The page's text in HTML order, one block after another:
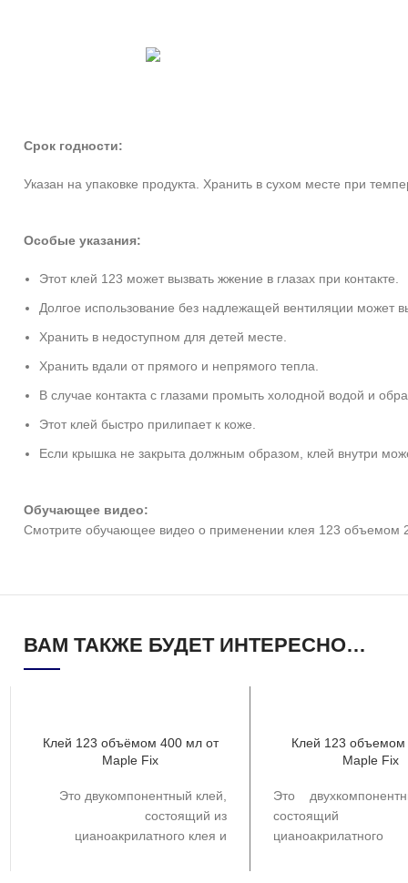
Срок годности:
Указан на упаковке продукта. Хранить в сухом месте при
Особые указания:
Этот клей 123 может вызвать жжение в глазах при контакте.
Долгое использование без надлежащей вентиляции может
Хранить в недоступном для детей месте.
Хранить вдали от прямого и непрямого тепла.
В случае контакта с глазами промыть холодной водой и
Этот клей быстро прилипает к коже.
Если крышка не закрыта должным образом, клей внутри
Обучающее видео:
Смотрите обучающее видео о применении клея 123 объемом
ВАМ ТАКЖЕ БУДЕТ ИНТЕРЕСНО…
Клей 123 объёмом 400 мл от
Maple Fix
Это двукомпонентный клей,
состоящий из
цианоакрилатного клея и
Клей 123
Maple Fix
Это